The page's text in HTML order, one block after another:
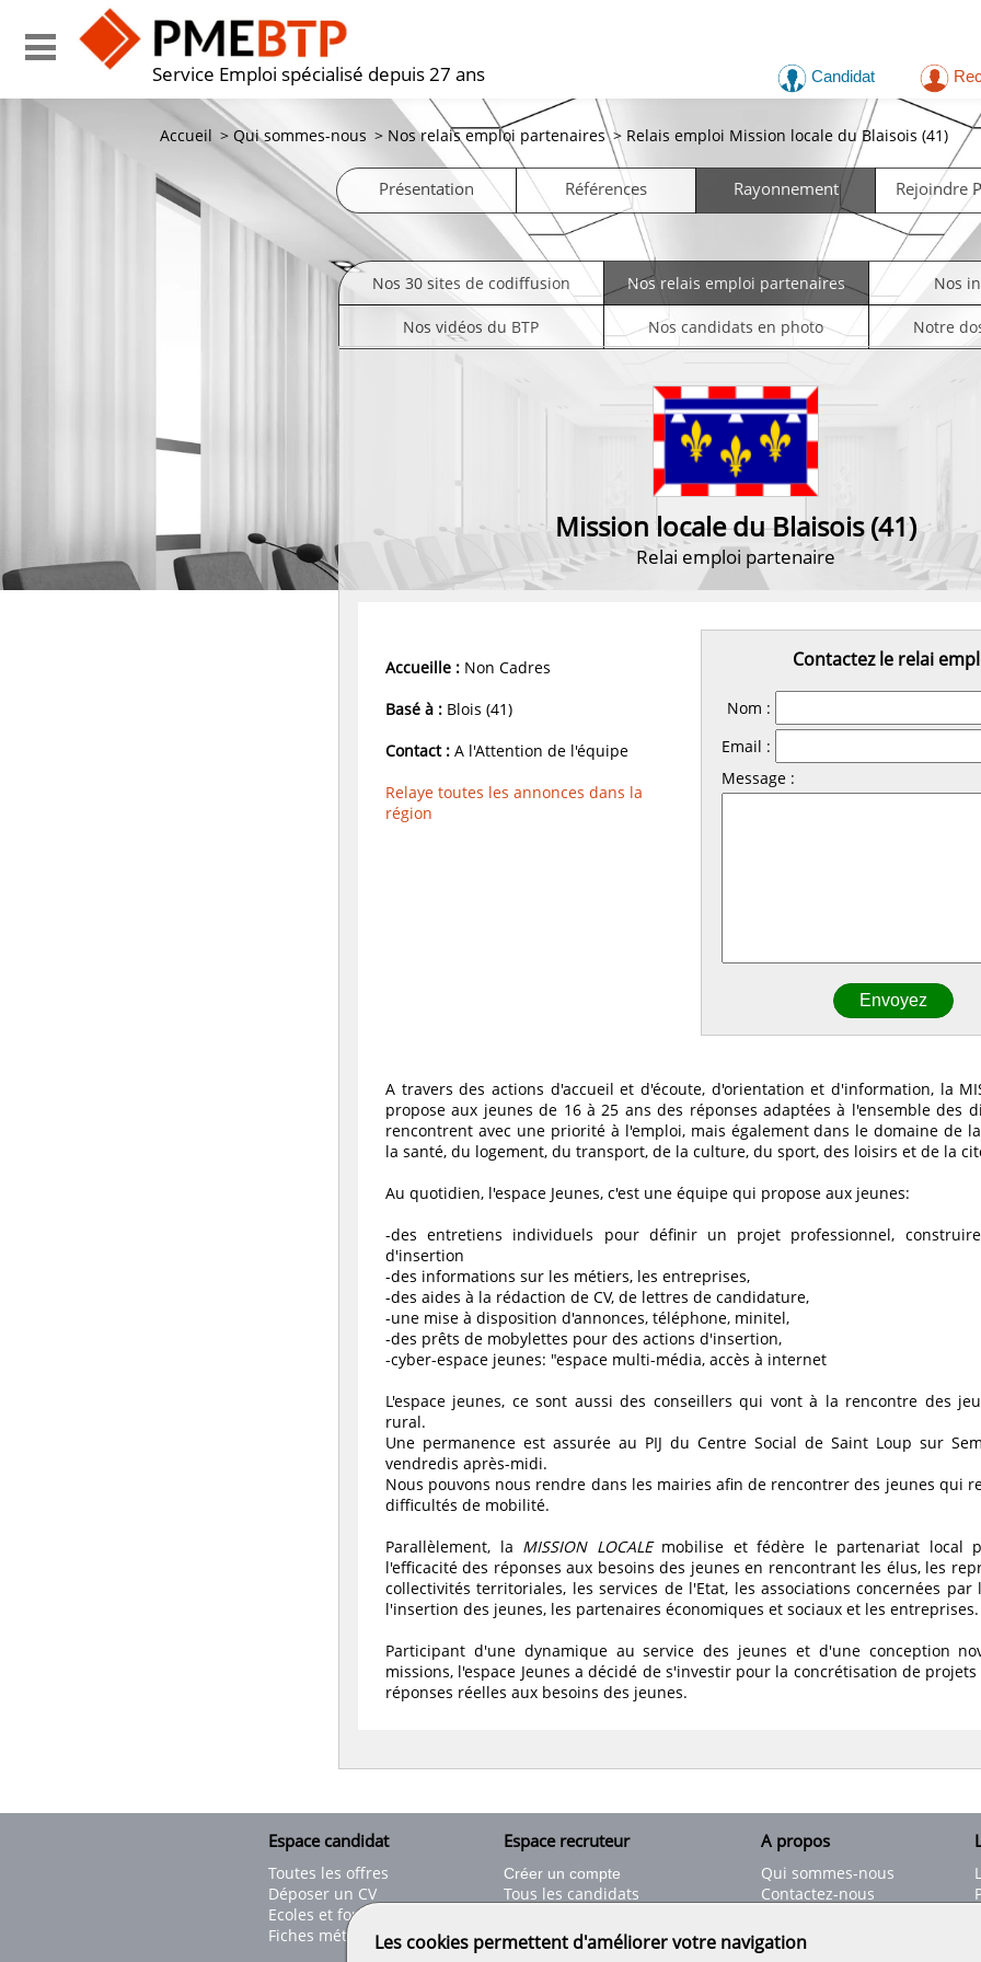
Service Emploi spécialisé depuis 27 ans Candidat
Accueil > Qui sommes-nous > Nos relais emploi partenaires > Relais emploi Mission locale du Blaisois (41)
Présentation Références Rayonnement Rejoindre
Nos 30 sites de codiffusion Nos relais emploi partenaires Nos
Nos vidéos du BTP Nos candidats en photo Notre
Mission locale du Blaisois (41)
Relai emploi partenaire
Accueille : Non Cadres
Basé à : Blois (41)
Contact : A l'Attention de l'équipe
Relaye toutes les annonces dans la
région
Contactez le relai
Nom :
Email :
Message :
A travers des actions d'accueil et d'écoute, d'orientation et d'information, la
propose aux jeunes de 16 à 25 ans des réponses adaptées à l'ensemble des
rencontrent avec une priorité à l'emploi, mais également dans le domaine de
la santé, du logement, du transport, de la culture, du sport, des loisirs et de la
Au quotidien, l'espace Jeunes, c'est une équipe qui propose aux jeunes:
-des entretiens individuels pour définir un projet professionnel,
d'insertion
-des informations sur les métiers, les entreprises,
-des aides à la rédaction de CV, de lettres de candidature,
-une mise à disposition d'annonces, téléphone, minitel,
-des prêts de mobylettes pour des actions d'insertion,
-cyber-espace jeunes: "espace multi-média, accès à internet
L'espace jeunes, ce sont aussi des conseillers qui vont à la rencontre des
rural.
Une permanence est assurée au PIJ du Centre Social de Saint Loup sur
vendredis après-midi.
Nous pouvons nous rendre dans les mairies afin de rencontrer des jeunes qui
difficultés de mobilité.
Parallèlement, la MISSION LOCALEmobilise et fédère le partenariat local
l'efficacité des réponses aux besoins des jeunes en rencontrant les élus, les
collectivités territoriales, les services de l'Etat, les associations concernées
l'insertion des jeunes, les partenaires économiques et sociaux et les entreprises.
Participant d'une dynamique au service des jeunes et d'une conception
missions, l'espace Jeunes a décidé de s'investir pour la concrétisation de
réponses réelles aux besoins des jeunes.
Espace candidat
Toutes les offres
Déposer un CV
Ecoles et formations
Fiches métiers
Espace recruteur
Créer un compte
Tous les candidats
Déposer une offre de stage
Nos tarifs
A propos
Qui sommes-nous
Contactez-nous
Informations légales
Conditions générales
Les cookies permettent d'améliorer votre navigation